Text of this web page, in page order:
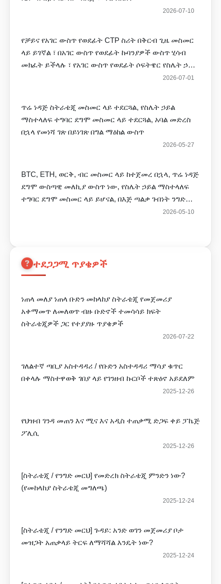
2026-07-10
የቻይና የአገር ውስጥ የወደፊት CTP ስሪት በቅርብ ጊዜ መስመር
ላይ ይገኛል ፣ በአገር ውስጥ የወደፊት ኩባንያዎች ውስጥ ሂሳብ
መክፈት ይችላሉ ፣ የአገር ውስጥ የወደፊት ሶፍትዌር የስሌት ኃይል
2026-07-01
ጥሬ ነዳጅ ስትራቴጂ መስመር ላይ ተደርጓል, የስሌት ኃይል
ማስተላለፍ ተግባር ደግሞ መስመር ላይ ተደርጓል, አባል መድረስ
በኋላ የመነሻ ገጽ በይነገጽ በግል ማዕከል ውስጥ
2026-05-27
BTC, ETH, ወርቅ, ብር መስመር ላይ ከተጀመረ በኋላ, ጥሬ ነዳጅ
ደግሞ ውስጣዊ መለኪያ ውስጥ ነው, የስሌት ኃይል ማስተላለፍ
ተግባር ደግሞ መስመር ላይ ይሆናል, በእጅ ጣልቃ ገብነት ንግድ
2026-05-10
ተደጋጋሚ ጥያቄዎች
ነጠላ መለያ ነጠላ ቡድን መከላከያ ስትራቴጂ የመጀመሪያ
አቀማመጥ ለመለወጥ ብዙ ቡድኖች ተመሳሳይ ክፍት
ስትራቴጂዎች ጋር የተያያዙ ጥያቄዎች
2026-07-22
ገለልተኛ ጣቢያ አስተዳዳሪ / የቡድን አስተዳዳሪ ማሳያ ቁጥር
በቀላሉ ማስተዋወቅ ገበያ ላይ የገንዘብ ኩርቦች ተጽዕኖ አይደለም
2025-12-26
የህዝብ ገንዳ መጠን እና ሚና እና አዲስ ተጠቃሚ ድጋፍ ቀይ ፓኬጅ
ፖሊሲ
2025-12-26
[ስትራቴጂ / የንግድ መርህ] የመድረክ ስትራቴጂ ምንድን ነው?
(የመከላከያ ስትራቴጂ መግለጫ)
2025-12-24
[ስትራቴጂ / የንግድ መርህ] ጉዳይ: አንድ ወገን መጀመሪያ ቦታ
መዝጋት አጠቃላይ ትርፍ ለማሻሻል እንዴት ነው?
2025-12-24